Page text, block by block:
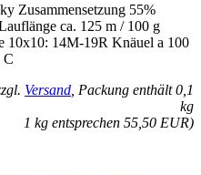
Zusammensetzung 55%
ca. 125 m / 100 g
10x10: 14M-19R Knäuel a 100
C
Versand , Packung enthält 0,1
kg
1 kg entsprechen 55,50 EUR)